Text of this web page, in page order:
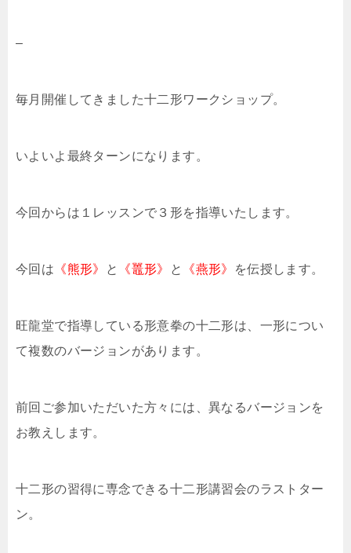
–
毎月開催してきました十二形ワークショップ。
いよいよ最終ターンになります。
今回からは１レッスンで３形を指導いたします。
今回は 《熊形》 と 《鼉形》 と 《燕形》 を伝授します。
旺龍堂で指導している形意拳の十二形は、一形につい
て複数のバージョンがあります。
前回ご参加いただいた方々には、異なるバージョンを
お教えします。
十二形の習得に専念できる十二形講習会のラストター
ン。